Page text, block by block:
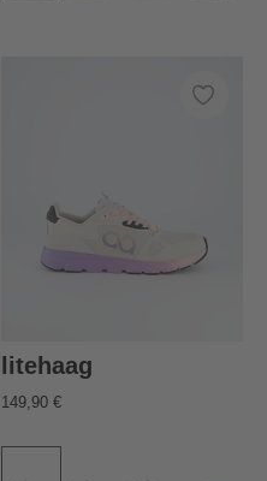
litehaag
149,90 €